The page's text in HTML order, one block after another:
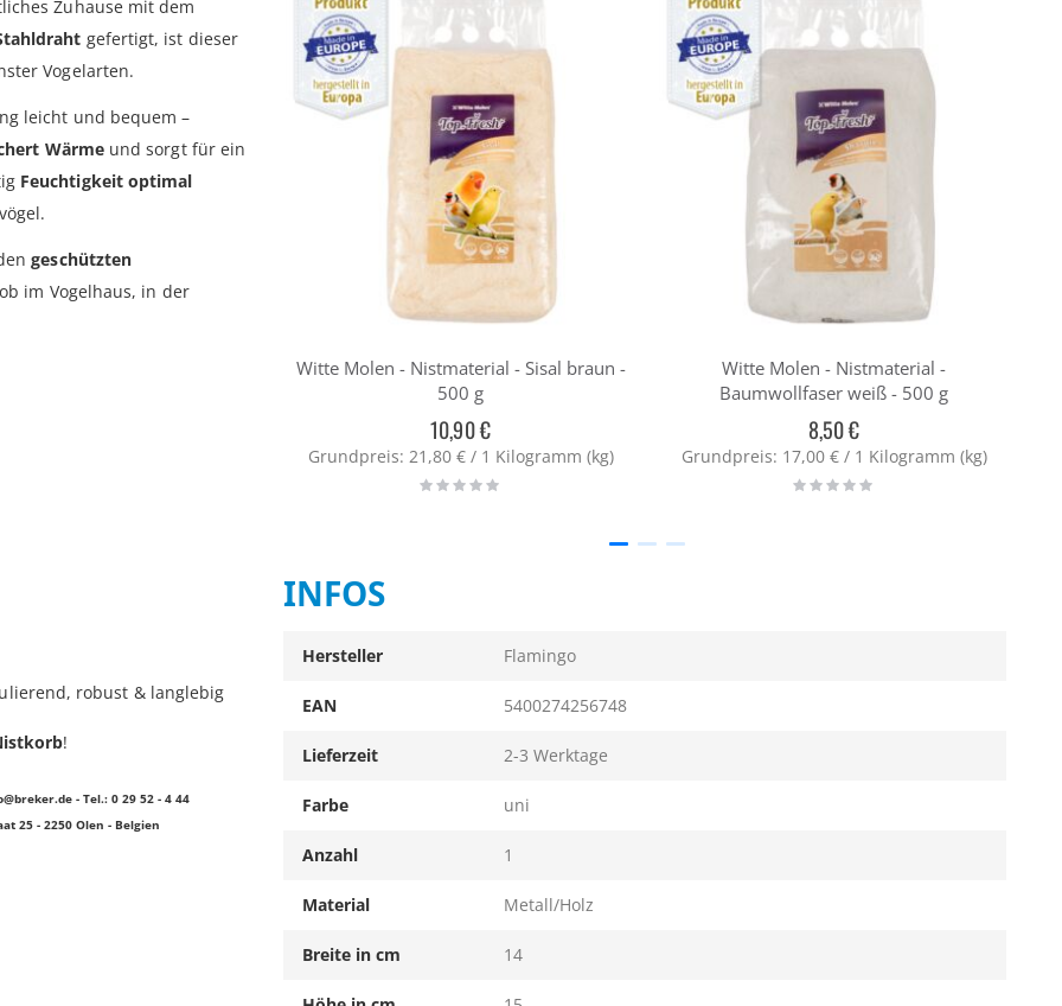
Zuhause mit dem
gefertigt, ist dieser
Vogelarten.
leicht und bequem –
Wärmeund sorgt für ein
Feuchtigkeit optimal
geschützten
im Vogelhaus, in der
robust & langlebig
!
- Tel.: 0 29 52 - 4 44
25 - 2250 Olen - Belgien
Witte Molen - Nistmaterial - Sisal braun -
500 g
10,90 €
Grundpreis: 21,80 € / 1 Kilogramm (kg)
Rating:
0%
Witte Molen - Nistmaterial -
Baumwollfaser weiß - 500 g
8,50 €
Grundpreis: 17,00 € / 1 Kilogramm (kg)
Rating:
0%
INFOS
Hersteller Flamingo
EAN 5400274256748
Lieferzeit 2-3 Werktage
Farbe uni
Anzahl 1
Material Metall/Holz
Breite in cm 14